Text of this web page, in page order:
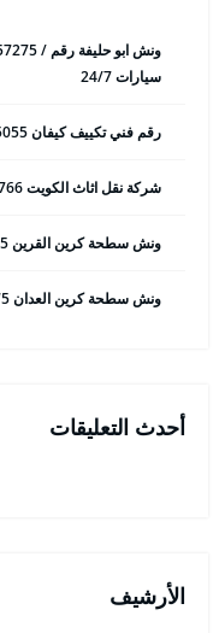
سيارات 24/7
رقم فني تكييف كيفان 98025055 فني تكييف مركزي 24 ساعة
شركة نقل اثاث الكويت 50993766 هاف لوري وانيت نقل عفش
ونش سطحة كرين القرين 65557275 ونش سحب وانقاذ سيارات
ونش سطحة كرين العدان 65557275 ونش سحب وانقاذ سيارات
أحدث التعليقات
الأرشيف